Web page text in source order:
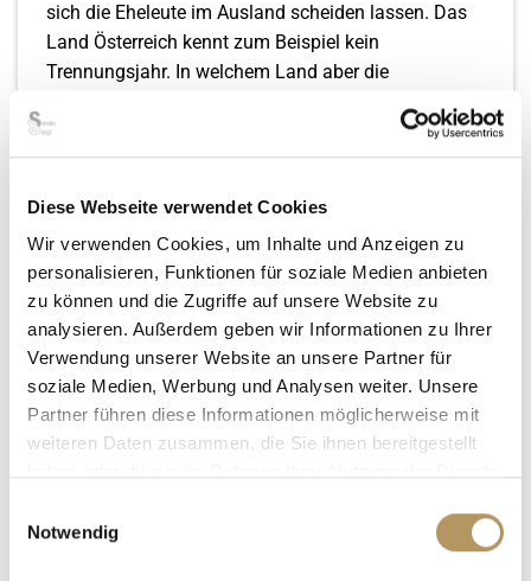
Diese Webseite verwendet Cookies
Wir verwenden Cookies, um Inhalte und Anzeigen zu
personalisieren, Funktionen für soziale Medien anbieten
zu können und die Zugriffe auf unsere Website zu
analysieren. Außerdem geben wir Informationen zu Ihrer
Verwendung unserer Website an unsere Partner für
soziale Medien, Werbung und Analysen weiter. Unsere
Partner führen diese Informationen möglicherweise mit
weiteren Daten zusammen, die Sie ihnen bereitgestellt
Notwendig
sich die Eheleute im Ausland scheiden lassen. Das
Land Österreich kennt zum Beispiel kein
Trennungsjahr. In welchem Land aber die
Auslandsbezug
zuständig sind, ist oftmals eine
komplizierte Rechtsfrage.
zwischen Ausländern (einer oder beide sind nicht
Deutsche) das deutsche Rechtssystem keine
Anwendung findet.
Wenn Sie bei einer solchen Fragestellung Hilfe
benötigen,wenden Sie sich gerne an uns!
2. „Blitzscheidung“ – Unter welchen
Voraussetzungen kann man davon sprechen?
Deutschland bei der Scheidung der